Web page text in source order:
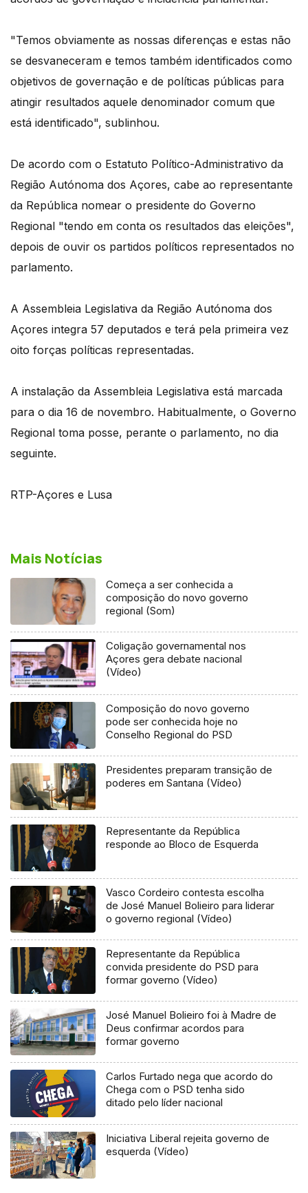
"Temos obviamente as nossas diferenças e estas não
se desvaneceram e temos também identificados como
objetivos de governação e de políticas públicas para
atingir resultados aquele denominador comum que
está identificado", sublinhou.
De acordo com o Estatuto Político-Administrativo da
Região Autónoma dos Açores, cabe ao representante
da República nomear o presidente do Governo
Regional "tendo em conta os resultados das eleições",
depois de ouvir os partidos políticos representados no
parlamento.
A Assembleia Legislativa da Região Autónoma dos
Açores integra 57 deputados e terá pela primeira vez
oito forças políticas representadas.
A instalação da Assembleia Legislativa está marcada
para o dia 16 de novembro. Habitualmente, o Governo
Regional toma posse, perante o parlamento, no dia
seguinte.
RTP-Açores e Lusa
Mais Notícias
Começa a ser conhecida a
composição do novo governo
regional (Som)
Coligação governamental nos
Açores gera debate nacional
(Vídeo)
Composição do novo governo
pode ser conhecida hoje no
Conselho Regional do PSD
Presidentes preparam transição de
poderes em Santana (Vídeo)
Representante da República
responde ao Bloco de Esquerda
Vasco Cordeiro contesta escolha
de José Manuel Bolieiro para liderar
o governo regional (Vídeo)
Representante da República
convida presidente do PSD para
formar governo (Vídeo)
José Manuel Bolieiro foi à Madre de
Deus confirmar acordos para
formar governo
Carlos Furtado nega que acordo do
Chega com o PSD tenha sido
ditado pelo líder nacional
Iniciativa Liberal rejeita governo de
esquerda (Vídeo)